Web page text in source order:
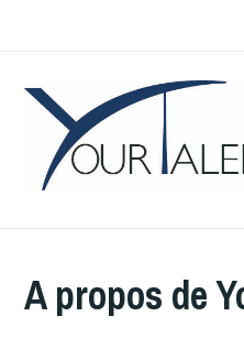
contenu
principal
A propos de